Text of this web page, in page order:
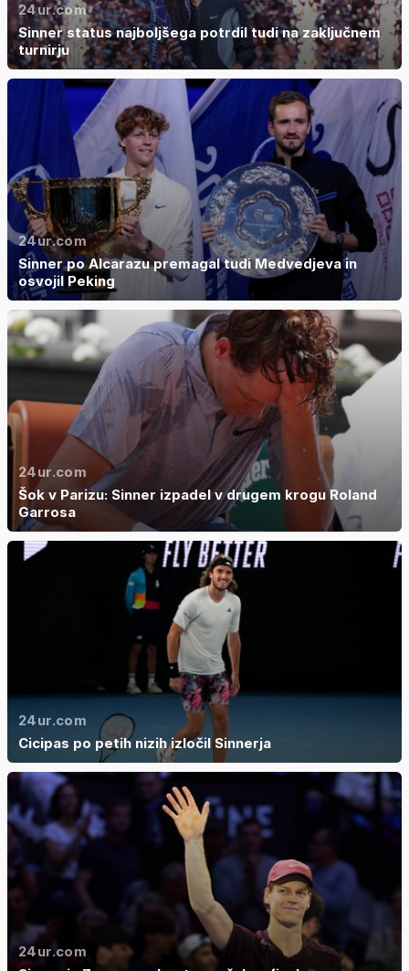
24ur.com
Sinner status najboljšega potrdil tudi na zaključnem
turnirju
24ur.com
Sinner po Alcarazu premagal tudi Medvedjeva in
osvojil Peking
24ur.com
Šok v Parizu: Sinner izpadel v drugem krogu Roland
Garrosa
24ur.com
Cicipas po petih nizih izločil Sinnerja
24ur.com